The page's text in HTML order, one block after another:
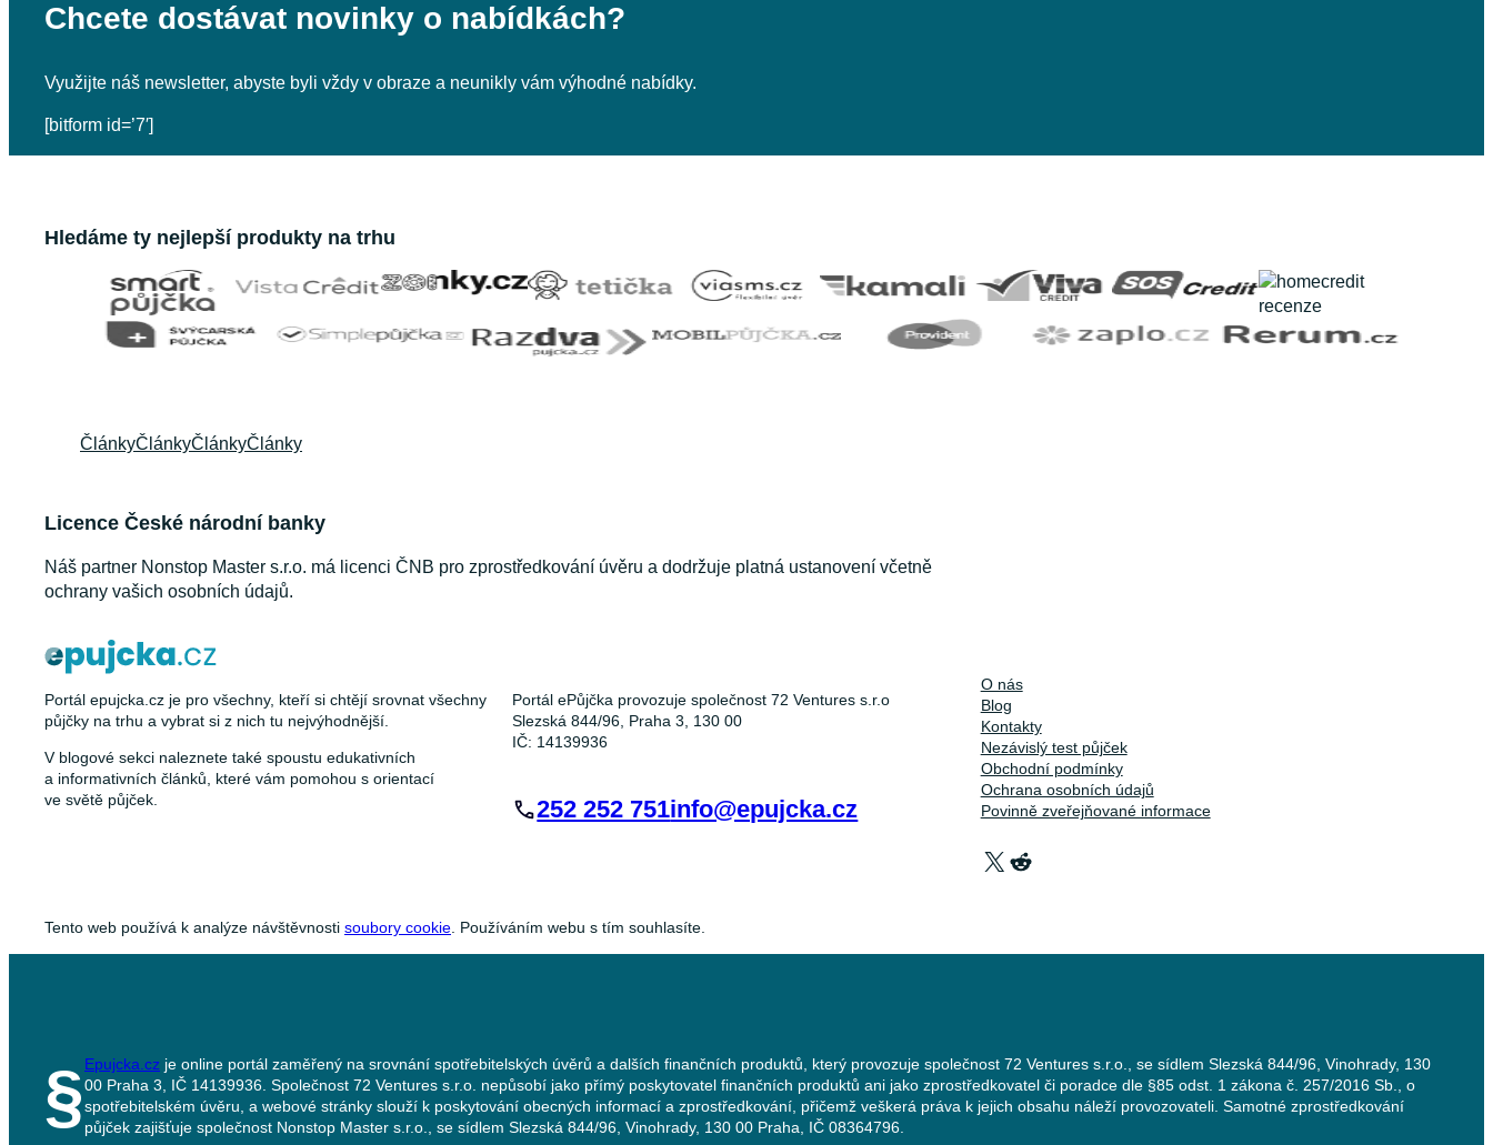
Chcete dostávat novinky o nabídkách?
Využijte náš newsletter, abyste byli vždy v obraze a neunikly vám výhodné nabídky.
[bitform id=’7′]
Hledáme ty nejlepší produkty na trhu
ČlánkyČlánkyČlánkyČlánky
Licence České národní banky
Náš partner Nonstop Master s.r.o. má licenci ČNB pro zprostředkování úvěru a dodržuje platná ustanovení včetně
ochrany vašich osobních údajů.
Portál epujcka.cz je pro všechny, kteří si chtějí srovnat všechny
půjčky na trhu a vybrat si z nich tu nejvýhodnější.
V blogové sekci naleznete také spoustu edukativních
a informativních článků, které vám pomohou s orientací
ve světě půjček.
Portál ePůjčka provozuje společnost 72 Ventures s.r.o
Slezská 844/96, Praha 3, 130 00
IČ: 14139936
252 252 751info@epujcka.cz
O nás
Blog
Kontakty
Nezávislý test půjček
Obchodní podmínky
Ochrana osobních údajů
Povinně zveřejňované informace
X Reddit
Tento web používá k analýze návštěvnosti soubory cookie. Používáním webu s tím souhlasíte.
§ Epujcka.cz je online portál zaměřený na srovnání spotřebitelských úvěrů a dalších finančních produktů, který provozuje společnost 72 Ventures s.r.o., se sídlem Slezská 844/96, Vinohrady, 130
00 Praha 3, IČ 14139936. Společnost 72 Ventures s.r.o. nepůsobí jako přímý poskytovatel finančních produktů ani jako zprostředkovatel či poradce dle §85 odst. 1 zákona č. 257/2016 Sb., o
spotřebitelském úvěru, a webové stránky slouží k poskytování obecných informací a zprostředkování, přičemž veškerá práva k jejich obsahu náleží provozovateli. Samotné zprostředkování
půjček zajišťuje společnost Nonstop Master s.r.o., se sídlem Slezská 844/96, Vinohrady, 130 00 Praha, IČ 08364796.